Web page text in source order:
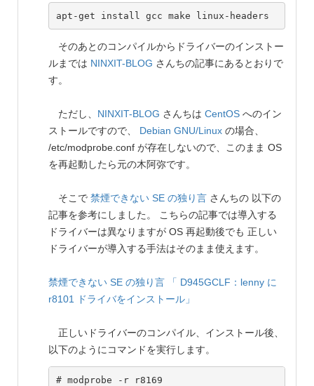
そのあとのコンパイルからドライバーのインストー
ルまでは NINXIT-BLOG さんちの記事にあるとおりで
す。
ただし、 NINXIT-BLOG さんちは CentOS へのイン
ストールですので、 Debian GNU/Linux の場合、
/etc/modprobe.conf が存在しないので、このまま OS
を再起動したら元の木阿弥です。
そこで 禁煙できない SE の独り言 さんちの 以下の
記事を参考にしました。 こちらの記事では導入する
ドライバーは異なりますが OS 再起動後でも 正しい
ドライバーが導入する手法はそのまま使えます。
禁煙できない SE の独り言
「 D945GCLF：lenny に
r8101 ドライバをインストール」
正しいドライバーのコンパイル、インストール後、
以下のようにコマンドを実行します。
# modprobe -r r8169